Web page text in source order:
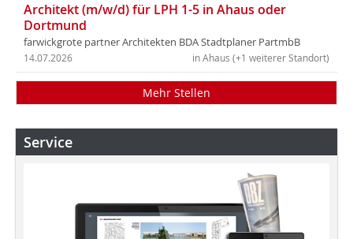
Architekt (m/w/d) für LPH 1-5 in Ahaus oder
Dortmund
farwickgrote partner Architekten BDA Stadtplaner PartmbB
in Ahaus (+1 weiterer Standort)
14.07.2026
Mehr Stellen
Service